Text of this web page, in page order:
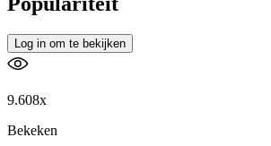
Log in om te bekijken
9.608x
Bekeken